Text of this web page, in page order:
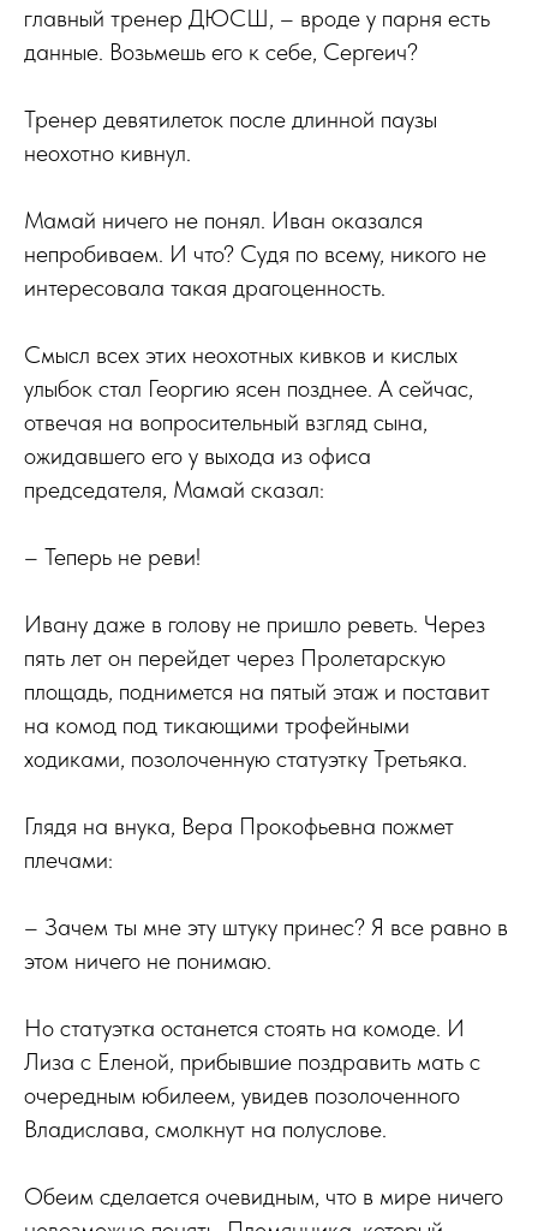
главный тренер ДЮСШ, – вроде у парня есть
данные. Возьмешь его к себе, Сергеич?
Тренер девятилеток после длинной паузы
неохотно кивнул.
Мамай ничего не понял. Иван оказался
непробиваем. И что? Судя по всему, никого не
интересовала такая драгоценность.
Смысл всех этих неохотных кивков и кислых
улыбок стал Георгию ясен позднее. А сейчас,
отвечая на вопросительный взгляд сына,
ожидавшего его у выхода из офиса
председателя, Мамай сказал:
– Теперь не реви!
Ивану даже в голову не пришло реветь. Через
пять лет он перейдет через Пролетарскую
площадь, поднимется на пятый этаж и поставит
на комод под тикающими трофейными
ходиками, позолоченную статуэтку Третьяка.
Глядя на внука, Вера Прокофьевна пожмет
плечами:
– Зачем ты мне эту штуку принес? Я все равно в
этом ничего не понимаю.
Но статуэтка останется стоять на комоде. И
Лиза с Еленой, прибывшие поздравить мать с
очередным юбилеем, увидев позолоченного
Владислава, смолкнут на полуслове.
Обеим сделается очевидным, что в мире ничего